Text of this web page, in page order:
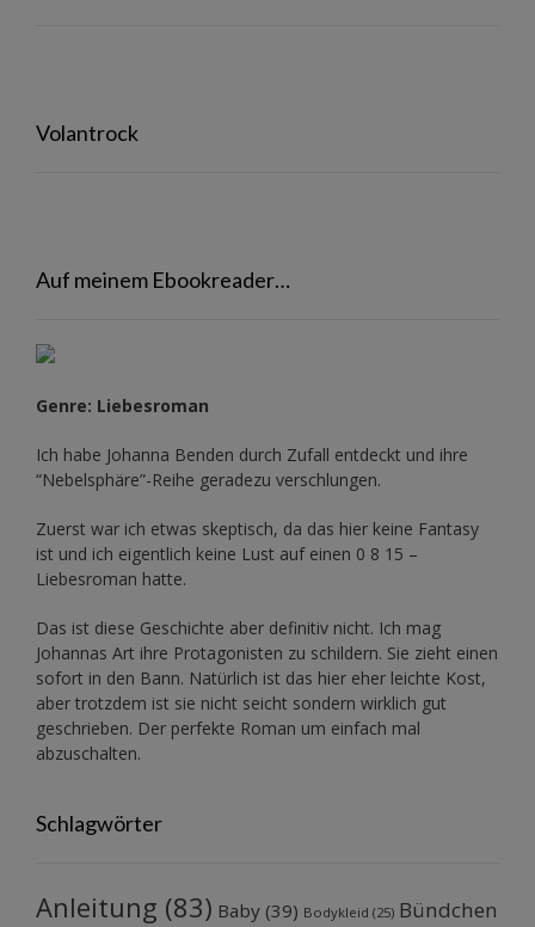
Volantrock
Auf meinem Ebookreader…
Genre: Liebesroman
Ich habe Johanna Benden durch Zufall entdeckt und ihre
“Nebelsphäre”-Reihe geradezu verschlungen.
Zuerst war ich etwas skeptisch, da das hier keine Fantasy
ist und ich eigentlich keine Lust auf einen 0 8 15 –
Liebesroman hatte.
Das ist diese Geschichte aber definitiv nicht. Ich mag
Johannas Art ihre Protagonisten zu schildern. Sie zieht einen
sofort in den Bann. Natürlich ist das hier eher leichte Kost,
aber trotzdem ist sie nicht seicht sondern wirklich gut
geschrieben. Der perfekte Roman um einfach mal
abzuschalten.
Schlagwörter
Anleitung (83) Baby (39) Bodykleid (25) Bündchen